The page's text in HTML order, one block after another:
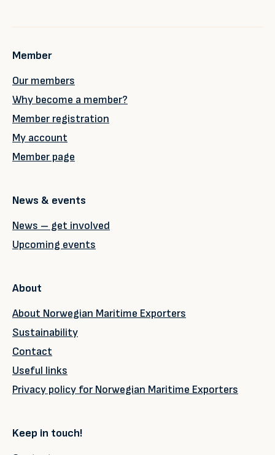
Member
Our members
Why become a member?
Member registration
My account
Member page
News & events
News – get involved
Upcoming events
About
About Norwegian Maritime Exporters
Sustainability
Contact
Useful links
Privacy policy for Norwegian Maritime Exporters
Keep in touch!